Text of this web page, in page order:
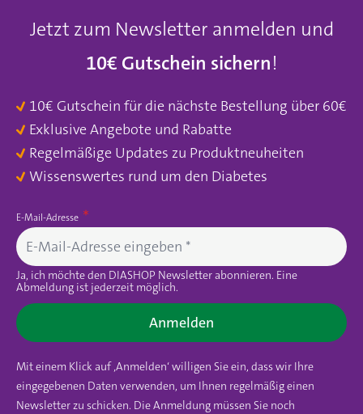
Jetzt zum Newsletter anmelden und
10€ Gutschein sichern!
10€ Gutschein für die nächste Bestellung über 60€
Exklusive Angebote und Rabatte
Regelmäßige Updates zu Produktneuheiten
Wissenswertes rund um den Diabetes
E-Mail-Adresse
Ja, ich möchte den DIASHOP Newsletter abonnieren. Eine
Abmeldung ist jederzeit möglich.
Anmelden
Mit einem Klick auf ‚Anmelden‘ willigen Sie ein, dass wir Ihre
eingegebenen Daten verwenden, um Ihnen regelmäßig einen
Newsletter zu schicken. Die Anmeldung müssen Sie noch